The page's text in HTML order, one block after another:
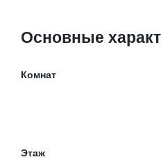
Основные
Комнат
Этаж